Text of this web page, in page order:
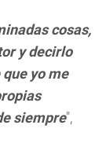
cosas,
y decirlo
yo me
siempre",